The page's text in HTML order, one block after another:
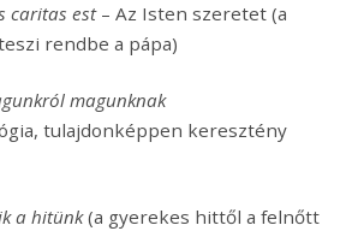
caritas est– Az Isten szeretet (a
rendbe a pápa)
magunknak
tulajdonképpen keresztény
a hitünk(a gyerekes hittől a felnőtt